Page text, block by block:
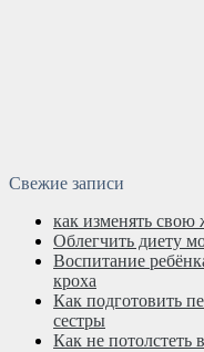
Свежие записи
как изменять свою
Облегчить диету
Воспитание
кроха
Как подготовить
сестры
Как не потолстеть